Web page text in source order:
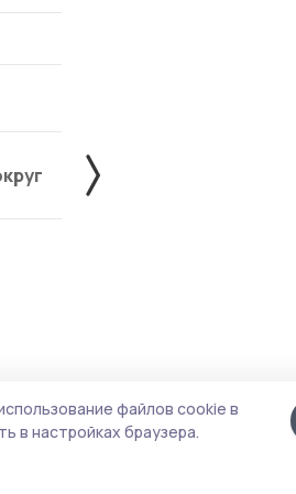
Жердевский округ
файлов cookie в
в настройках браузера.